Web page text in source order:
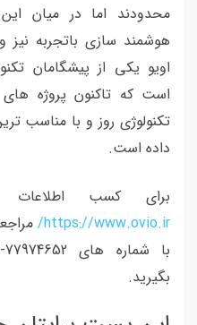
محدودند اما در میان
هوشمند سازی باتجربه
اویو یکی از پیشگامان
است که تاکنون پروژه
تکنولوژی روز و با مناسب
داده است.
برای کسب
https://www.ovio.ir/
بگیرید.